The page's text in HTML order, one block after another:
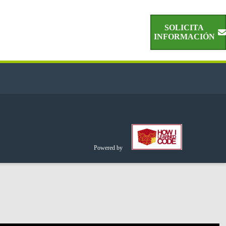
Powered by
SOLICITA
INFORMACIÓN